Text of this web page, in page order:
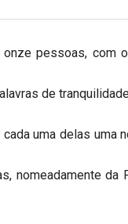
pessoas, com
de
uma delas uma
da